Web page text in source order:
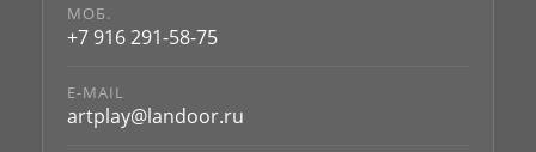
МОБ.
+7 916 291-58-75
E-MAIL
artplay@landoor.ru